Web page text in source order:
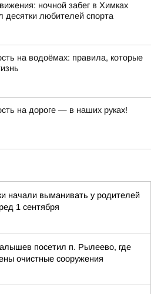
ночной забег в Химках
десятки любителей спорта
на водоёмах: правила, которые
на дороге — в наших руках!
начали выманивать у родителей
1 сентября
посетил п. Рылеево, где
очистные сооружения